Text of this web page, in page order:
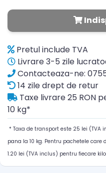
Pretul include TVA
Livrare 3-5 zile
Contacteaza-ne:
14 zile drept de retur
Taxe livrare 25 RON
10 kg*
* Taxa de transport este 25 lei
pana la 10 kg. Pentru pachetele
1.20 lei (TVA inclus) pentru fiecare